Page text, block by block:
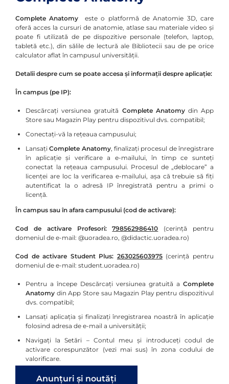
Complete Anatomy
este o platformă de Anatomie 3D, care
oferă acces la cursuri de anatomie, atlase sau materiale video și
poate fi utilizată de pe dispozitive personale (telefon, laptop,
tabletă etc.), din sălile de lectură ale Bibliotecii sau de pe orice
calculator aflat în campusul universității.
Detalii despre cum se poate accesa și informații despre aplicație:
În campus (pe IP):
Descărcați versiunea gratuită Complete Anatomydin App
Store sau Magazin Play pentru dispozitivul dvs. compatibil;
Conectați-vă la rețeaua campusului;
LansațiComplete Anatomy, finalizați procesul de înregistrare
în aplicație și verificare a e-mailului, în timp ce sunteți
conectat la rețeaua campusului. Procesul de „deblocare” a
licenței are loc la verificarea e-mailului, așa că trebuie să fiți
autentificat la o adresă IP înregistrată pentru a primi o
licență.
În campus sau în afara campusului (cod de activare):
Cod de activare Profesori:798562986410 (cerință pentru
domeniul de e-mail: @uoradea.ro, @didactic.uoradea.ro)
Cod de activare Student Plus: 263025603975(cerință pentru
domeniul de e-mail: student.uoradea.ro)
Pentru a începe Descărcați versiunea gratuită a Complete
Anatomy din App Store sau Magazin Play pentru dispozitivul
dvs. compatibil;
Lansați aplicația și finalizați înregistrarea noastră în aplicație
folosind adresa de e-mail a universității;
Navigați la Setări – Contul meu și introduceți codul de
activare corespunzător (vezi mai sus) în zona codului de
valorificare.
Anunțuri și noutăți